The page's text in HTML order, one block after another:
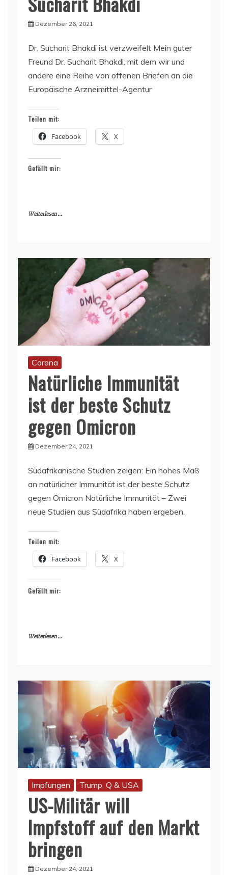
Dezember 26, 2021
Dr. Sucharit Bhakdi ist verzweifelt Mein guter
Freund Dr. Sucharit Bhakdi, mit dem wir und
andere eine Reihe von offenen Briefen an die
Europäische Arzneimittel-Agentur
Teilen mit:
Facebook X
Gefällt mir:
Weiterlesen ...
Corona
Natürliche Immunität
ist der beste Schutz
gegen Omicron
Dezember 24, 2021
Südafrikanische Studien zeigen: Ein hohes Maß
an natürlicher Immunität ist der beste Schutz
gegen Omicron Natürliche Immunität – Zwei
neue Studien aus Südafrika haben ergeben,
Teilen mit:
Facebook X
Gefällt mir:
Weiterlesen ...
Impfungen Trump, Q & USA
US-Militär will
Impfstoff auf den Markt
bringen
Dezember 24, 2021